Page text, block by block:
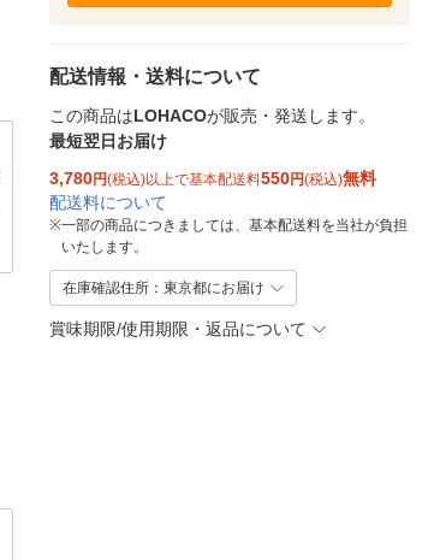
配送情報・送料について
この商品はLOHACOが販売・発送します。
最短翌日お届け
3,780円(税込)以上で基本配送料550円(税込)無料
配送料について
※一部の商品につきましては、基本配送料を当社が負担
いたします。
在庫確認住所：東京都にお届け
賞味期限/使用期限・返品について